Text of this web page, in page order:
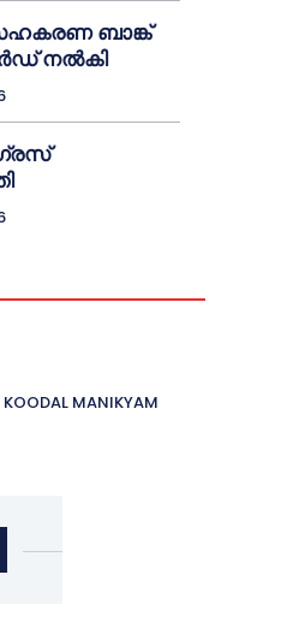
ബാങ്ക്
നൽകി
KOODAL MANIKYAM